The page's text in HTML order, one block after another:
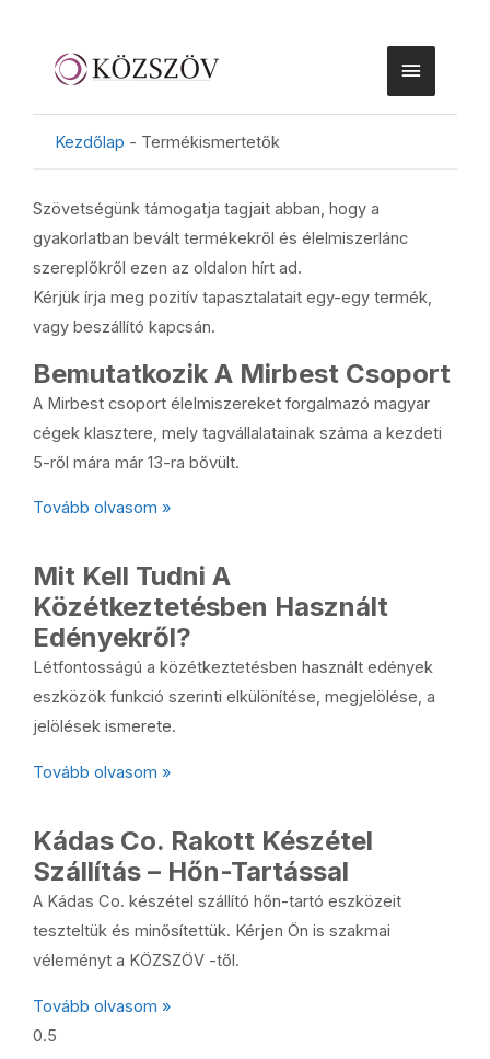
Kezdőlap - Termékismertetők
Szövetségünk támogatja tagjait abban, hogy a
gyakorlatban bevált termékekről és élelmiszerlánc
szereplőkről ezen az oldalon hírt ad.
Kérjük írja meg pozitív tapasztalatait egy-egy termék,
vagy beszállító kapcsán.
Bemutatkozik A Mirbest Csoport
A Mirbest csoport élelmiszereket forgalmazó magyar
cégek klasztere, mely tagvállalatainak száma a kezdeti
5-ről mára már 13-ra bővült.
Tovább olvasom »
Mit Kell Tudni A
Közétkeztetésben Használt
Edényekről?
Létfontosságú a közétkeztetésben használt edények
eszközök funkció szerinti elkülönítése, megjelölése, a
jelölések ismerete.
Tovább olvasom »
Kádas Co. Rakott Készétel
Szállítás – Hőn-Tartással
A Kádas Co. készétel szállító hőn-tartó eszközeit
teszteltük és minősítettük. Kérjen Ön is szakmai
véleményt a KÖZSZÖV -től.
Tovább olvasom »